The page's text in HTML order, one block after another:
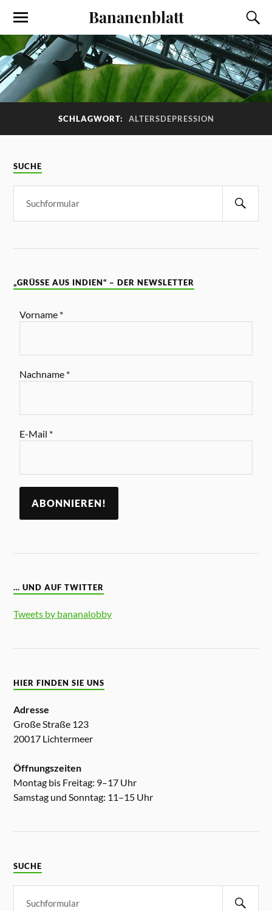
Bananenblatt
SCHLAGWORT: ALTERSDEPRESSION
SUCHE
„GRÜSSE AUS INDIEN“ – DER NEWSLETTER
Vorname *
Nachname *
E-Mail *
… UND AUF TWITTER
Tweets by bananalobby
HIER FINDEN SIE UNS
Adresse
Große Straße 123
20017 Lichtermeer
Öffnungszeiten
Montag bis Freitag: 9–17 Uhr
Samstag und Sonntag: 11–15 Uhr
SUCHE